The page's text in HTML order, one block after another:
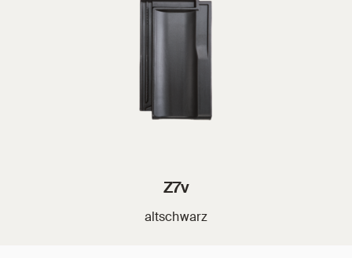
Z7v
altschwarz